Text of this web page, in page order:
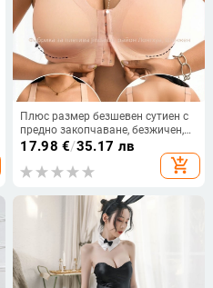
Плюс размер безшевен сутиен с
предно закопчаване, безжичен,
повдигащ, за жени
17.98 €/35.17 лв
add_shopping_cart